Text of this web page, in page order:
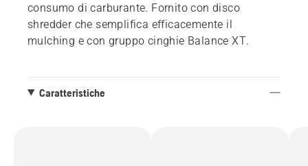
consumo di carburante. Fornito con disco
shredder che semplifica efficacemente il
mulching e con gruppo cinghie Balance XT.
Caratteristiche